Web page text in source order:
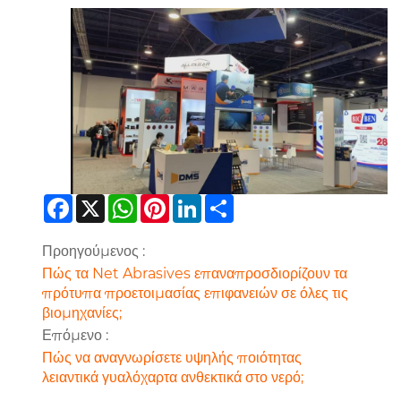
Facebook
X WhatsApp
Pinterest
LinkedIn
Share
Προηγούμενος :
Πώς τα Net Abrasives επαναπροσδιορίζουν τα
πρότυπα προετοιμασίας επιφανειών σε όλες τις
βιομηχανίες;
Επόμενο :
Πώς να αναγνωρίσετε υψηλής ποιότητας
λειαντικά γυαλόχαρτα ανθεκτικά στο νερό;